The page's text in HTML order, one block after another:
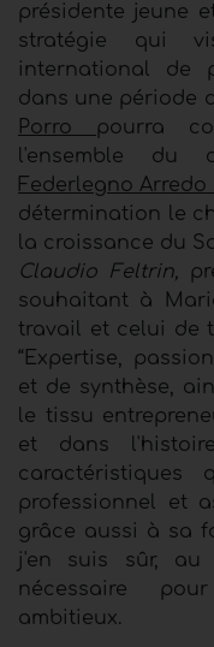
présidente jeune
stratégie qui
international de
dans une période
Porro pourra
l'ensemble du
Federlegno Arredo
détermination le
la croissance du
Claudio Feltrin,
souhaitant à
travail et celui de
“Expertise,
et de synthèse,
le tissu
et dans
caractéristiques
professionnel et
grâce aussi à sa
j'en suis sûr, au
nécessaire
ambitieux.